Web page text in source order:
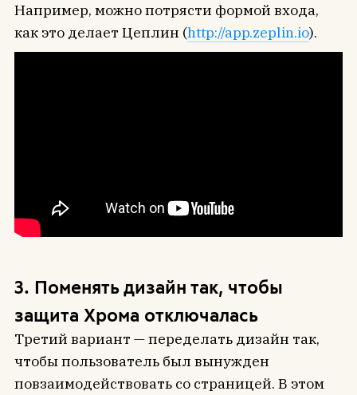
Например, можно потрясти формой входа,
как это делает Цеплин (http://app.zeplin.io).
3. Поменять дизайн так, чтобы
защита Хрома отключалась
Третий вариант — переделать дизайн так,
чтобы пользователь был вынужден
повзаимодействовать со страницей. В этом